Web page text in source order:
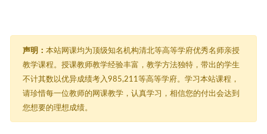
声明： 本站网课均为顶级知名机构清北等高等学府优秀名师亲授
教学课程。授课教师教学经验丰富，教学方法独特，带出的学生
不计其数以优异成绩考入985,211等高等学府。学习本站课程，
请珍惜每一位教师的网课教学，认真学习，相信您的付出会达到
您想要的理想成绩。